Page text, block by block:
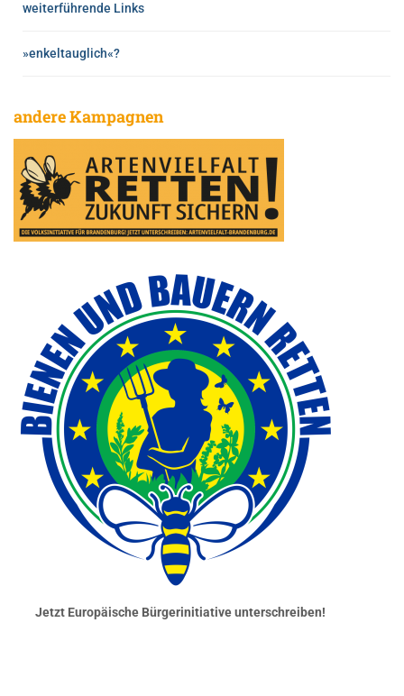
weiterführende Links
»enkeltauglich«?
andere Kampagnen
Jetzt Europäische Bürgerinitiative unterschreiben!